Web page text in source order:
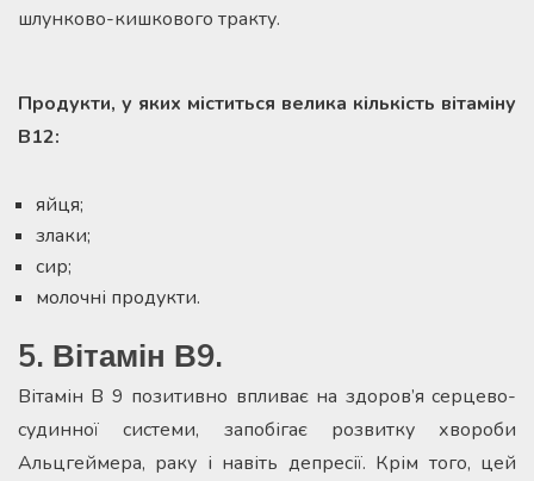
шлунково-кишкового тракту.
Продукти, у яких міститься велика кількість вітаміну
В12:
яйця;
злаки;
сир;
молочні продукти.
5. Вітамін В9.
Вітамін В 9 позитивно впливає на здоров’я серцево-
судинної системи, запобігає розвитку хвороби
Альцгеймера, раку і навіть депресії. Крім того, цей